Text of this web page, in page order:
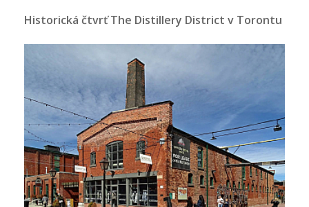
Historická čtvrť The Distillery District v Torontu